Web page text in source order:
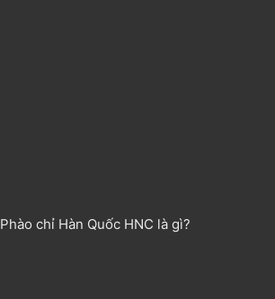
Phào chỉ Hàn Quốc HNC là gì?